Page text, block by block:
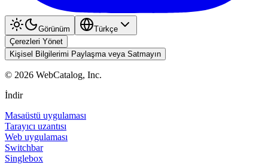
Görünüm
Türkçe
Çerezleri Yönet
Kişisel Bilgilerimi Paylaşma veya Satmayın
© 2026 WebCatalog, Inc.
İndir
Masaüstü uygulaması
Tarayıcı uzantısı
Web uygulaması
Switchbar
Singlebox